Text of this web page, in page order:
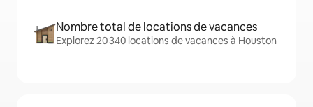
Nombre total de locations de vacances
Explorez 20 340 locations de vacances à Houston